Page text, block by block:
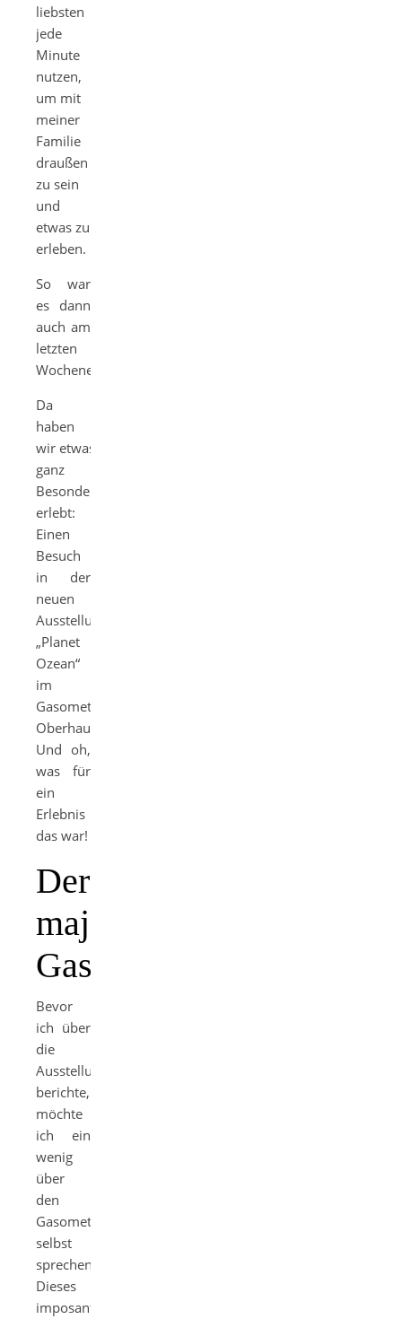
liebsten
jede
Minute
nutzen,
um mit
meiner
Familie
draußen
zu sein
und
etwas zu
erleben.
So war
es dann
auch am
letzten
Wochenende!
Da
haben
wir etwas
ganz
Besonderes
erlebt:
Einen
Besuch
in der
neuen
Ausstellung
„Planet
Ozean“
im
Gasometer
Oberhausen.
Und oh,
was für
ein
Erlebnis
das war!
Der
majestätische
Gasometer
Bevor
ich über
die
Ausstellung
berichte,
möchte
ich ein
wenig
über
den
Gasometer
selbst
sprechen.
Dieses
imposante